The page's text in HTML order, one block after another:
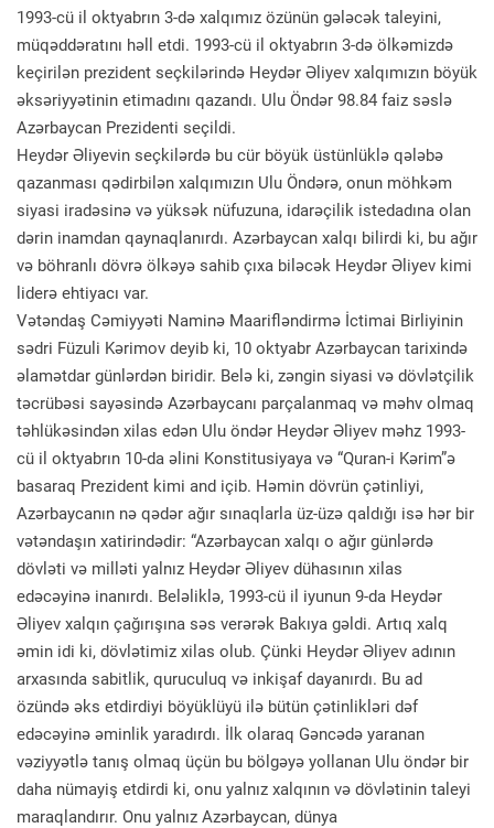
1993-cü il oktyabrın 3-də xalqımız özünün gələcək taleyini,
müqəddəratını həll etdi. 1993-cü il oktyabrın 3-də ölkəmizdə
keçirilən prezident seçkilərində Heydər Əliyev xalqımızın böyük
əksəriyyətinin etimadını qazandı. Ulu Öndər 98.84 faiz səslə
Azərbaycan Prezidenti seçildi.
Heydər Əliyevin seçkilərdə bu cür böyük üstünlüklə qələbə
qazanması qədirbilən xalqımızın Ulu Öndərə, onun möhkəm
siyasi iradəsinə və yüksək nüfuzuna, idarəçilik istedadına olan
dərin inamdan qaynaqlanırdı. Azərbaycan xalqı bilirdi ki, bu ağır
və böhranlı dövrə ölkəyə sahib çıxa biləcək Heydər Əliyev kimi
liderə ehtiyacı var.
Vətəndaş Cəmiyyəti Naminə Maarifləndirmə İctimai Birliyinin
sədri Füzuli Kərimov deyib ki, 10 oktyabr Azərbaycan tarixində
əlamətdar günlərdən biridir. Belə ki, zəngin siyasi və dövlətçilik
təcrübəsi sayəsində Azərbaycanı parçalanmaq və məhv olmaq
təhlükəsindən xilas edən Ulu öndər Heydər Əliyev məhz 1993-
cü il oktyabrın 10-da əlini Konstitusiyaya və “Quran-i Kərim”ə
basaraq Prezident kimi and içib. Həmin dövrün çətinliyi,
Azərbaycanın nə qədər ağır sınaqlarla üz-üzə qaldığı isə hər bir
vətəndaşın xatirindədir: “Azərbaycan xalqı o ağır günlərdə
dövləti və milləti yalnız Heydər Əliyev dühasının xilas
edəcəyinə inanırdı. Beləliklə, 1993-cü il iyunun 9-da Heydər
Əliyev xalqın çağırışına səs verərək Bakıya gəldi. Artıq xalq
əmin idi ki, dövlətimiz xilas olub. Çünki Heydər Əliyev adının
arxasında sabitlik, quruculuq və inkişaf dayanırdı. Bu ad
özündə əks etdirdiyi böyüklüyü ilə bütün çətinlikləri dəf
edəcəyinə əminlik yaradırdı. İlk olaraq Gəncədə yaranan
vəziyyətlə tanış olmaq üçün bu bölgəyə yollanan Ulu öndər bir
daha nümayiş etdirdi ki, onu yalnız xalqının və dövlətinin taleyi
maraqlandırır. Onu yalnız Azərbaycan, dünya